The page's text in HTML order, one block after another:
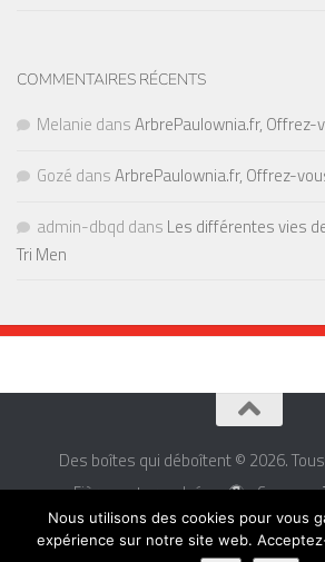
COMMENTAIRES RÉCENTS
Melanie dansArbrePaulownia.fr, Offrez-
Gozé dansArbrePaulownia.fr, Offrez-
admin-dbqd dans Les différentes vies
Tri Men
Des boîtes qui déboîtent © 2026.
Fièrement propulsé par - Conçu par
Nous utilisons des cookies pour vous
expérience sur notre site web.